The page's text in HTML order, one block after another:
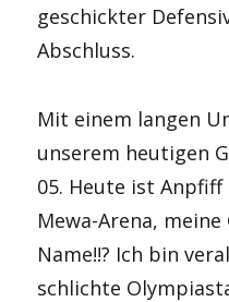
geschickter
Abschluss.
Mit einem langen
unserem heutigen
05. Heute ist
Mewa-Arena,
Name!!? Ich bin
schlichte